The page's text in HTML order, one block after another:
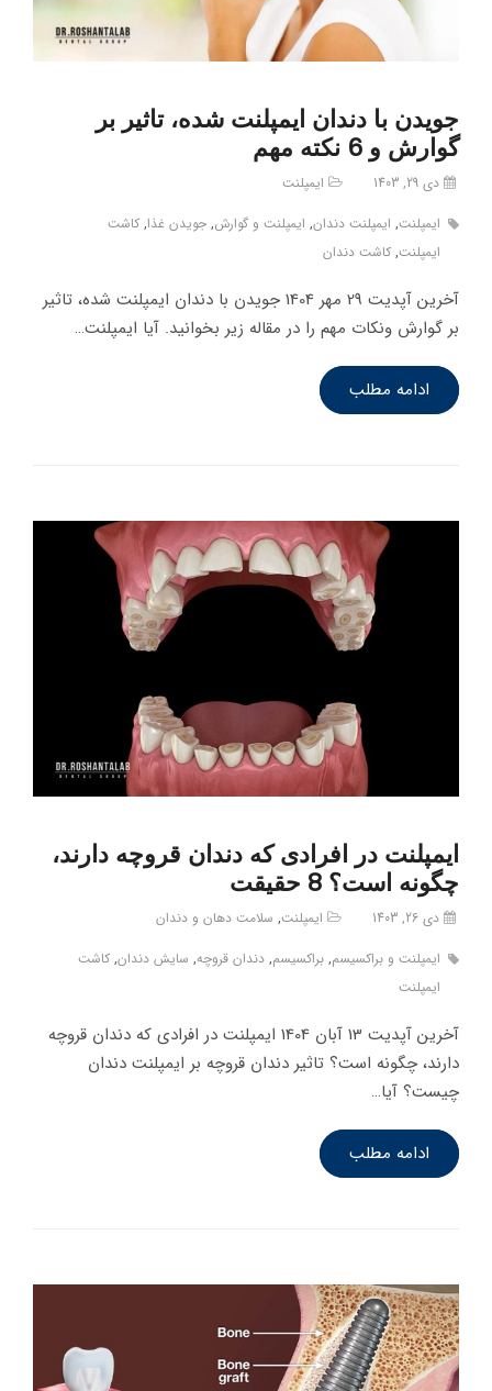
جویدن با دندان ایمپلنت شده، تاثیر بر
گوارش و 6 نکته مهم
دی 29, 1403
ایمپلنت
ایمپلنت, ایمپلنت دندان, ایمپلنت و گوارش, جویدن غذا, کاشت
ایمپلنت, کاشت دندان
آخرین آپدیت 29 مهر 1404 جویدن با دندان ایمپلنت شده، تاثیر
بر گوارش ونکات مهم را در مقاله زیر بخوانید. آیا ایمپلنت…
ادامه مطلب
ایمپلنت در افرادی که دندان قروچه دارند،
چگونه است؟ 8 حقیقت
دی 26, 1403 ایمپلنت, سلامت دهان و دندان
ایمپلنت و براکسیسم, براکسیسم, دندان قروچه, سایش دندان, کاشت
ایمپلنت
آخرین آپدیت 13 آبان 1404 ایمپلنت در افرادی که دندان قروچه
دارند، چگونه است؟ تاثیر دندان قروچه بر ایمپلنت دندان
چیست؟ آیا…
ادامه مطلب